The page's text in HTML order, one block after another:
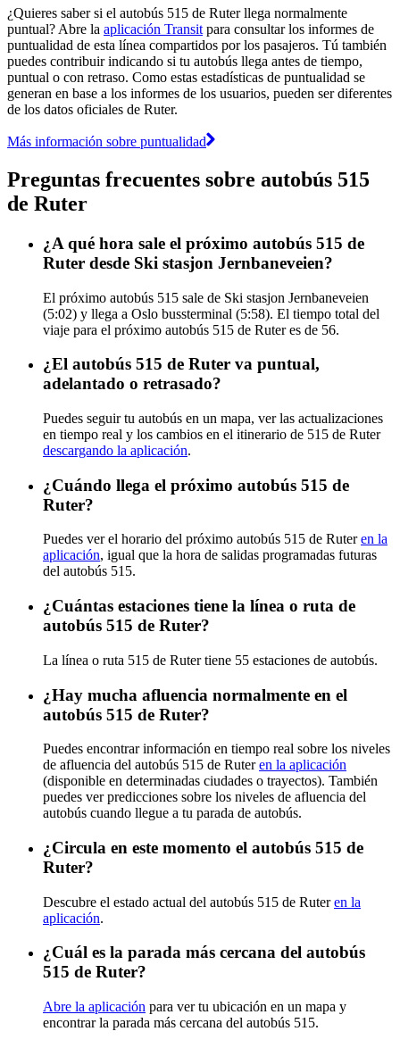
¿Quieres saber si el autobús 515 de Ruter llega normalmente
puntual? Abre la aplicación Transit para consultar los informes de
puntualidad de esta línea compartidos por los pasajeros. Tú también
puedes contribuir indicando si tu autobús llega antes de tiempo,
puntual o con retraso. Como estas estadísticas de puntualidad se
generan en base a los informes de los usuarios, pueden ser diferentes
de los datos oficiales de Ruter.
Más información sobre puntualidad
Preguntas frecuentes sobre autobús 515
de Ruter
¿A qué hora sale el próximo autobús 515 de
Ruter desde Ski stasjon Jernbaneveien?
El próximo autobús 515 sale de Ski stasjon Jernbaneveien
(5:02) y llega a Oslo bussterminal (5:58). El tiempo total del
viaje para el próximo autobús 515 de Ruter es de 56.
¿El autobús 515 de Ruter va puntual,
adelantado o retrasado?
Puedes seguir tu autobús en un mapa, ver las actualizaciones
en tiempo real y los cambios en el itinerario de 515 de Ruter
descargando la aplicación.
¿Cuándo llega el próximo autobús 515 de
Ruter?
Puedes ver el horario del próximo autobús 515 de Ruteren la
aplicación, igual que la hora de salidas programadas futuras
del autobús 515.
¿Cuántas estaciones tiene la línea o ruta de
autobús 515 de Ruter?
La línea o ruta 515 de Ruter tiene 55 estaciones de autobús.
¿Hay mucha afluencia normalmente en el
autobús 515 de Ruter?
Puedes encontrar información en tiempo real sobre los niveles
de afluencia del autobús 515 de Ruteren la aplicación
(disponible en determinadas ciudades o trayectos). También
puedes ver predicciones sobre los niveles de afluencia del
autobús cuando llegue a tu parada de autobús.
¿Circula en este momento el autobús 515 de
Ruter?
Descubre el estado actual del autobús 515 de Ruteren la
aplicación.
¿Cuál es la parada más cercana del autobús
515 de Ruter?
Abre la aplicación para ver tu ubicación en un mapa y
encontrar la parada más cercana del autobús 515.